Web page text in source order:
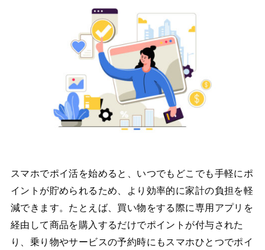
スマホでポイ活を始めると、いつでもどこでも手軽にポ
イントが貯められるため、より効率的に家計の負担を軽
減できます。たとえば、買い物をする際に専用アプリを
経由して商品を購入するだけでポイントが付与された
り、乗り物やサービスの予約時にもスマホひとつでポイ